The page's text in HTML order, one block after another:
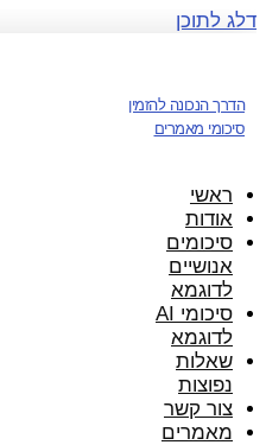
דלג לתוכן
הדרך הנכונה להזמין
סיכומי מאמרים
ראשי
אודות
סיכומים
אנושיים
לדוגמא
סיכומי AI
לדוגמא
שאלות
נפוצות
צור קשר
מאמרים